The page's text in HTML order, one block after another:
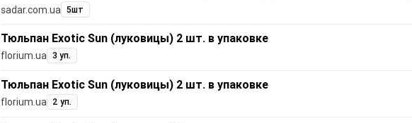
sadar.com.ua 5шт
Тюльпан Exotic Sun (луковицы) 2 шт. в упаковке
florium.ua 3 уп.
Тюльпан Exotic Sun (луковицы) 2 шт. в упаковке
florium.ua 2 уп.